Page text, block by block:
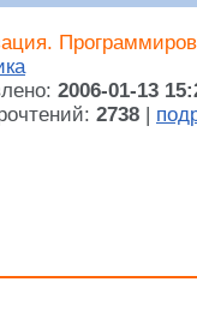
2006-01-13
2738